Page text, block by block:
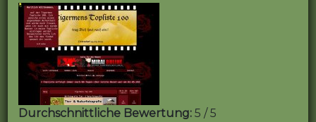
Durchschnittliche Bewertung: 5 / 5